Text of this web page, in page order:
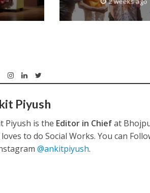
Piyush
Piyush is the Editor in Chiefat
to do Social Works. You can
@ankitpiyush.